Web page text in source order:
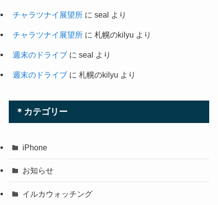
チャラツナイ展望所に seal より
チャラツナイ展望所に 札幌のkilyu より
週末のドライブに seal より
週末のドライブに 札幌のkilyu より
＊カテゴリー
iPhone
お知らせ
イルカウォッチング